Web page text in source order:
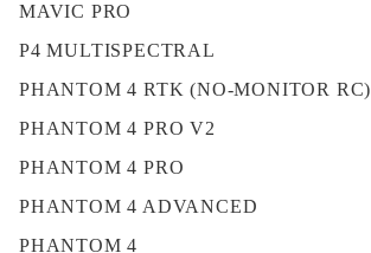
MAVIC PRO
P4 MULTISPECTRAL
PHANTOM 4 RTK (NO-MONITOR RC)
PHANTOM 4 PRO V2
PHANTOM 4 PRO
PHANTOM 4 ADVANCED
PHANTOM 4